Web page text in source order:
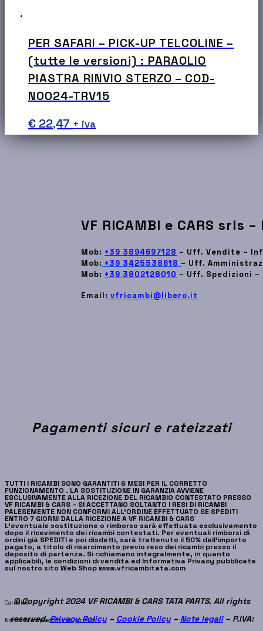
PER SAFARI – PICK-UP TELCOLINE –
(tutte le versioni) : PARAOLIO
PIASTRA RINVIO STERZO – COD-
N0024-TRV15
€ 22,47 + iva
VF RICAMBI e CARS srls
Mob: +39 3894697128 – Uff. Vendite –
Mob: +39 3425538618 – Uff.
Mob: +39 3802128010 – Uff. Spedizioni –
Email: vfricambi@libero.it
Pagamenti sicuri e rateizzati
TUTTI I RICAMBI SONO GARANTITI 6 MESI PER IL CORRETTO
FUNZIONAMENTO . LA SOSTITUZIONE IN GARANZIA AVVIENE
ESCLUSIVAMENTE ALLA RICEZIONE DEL RICAMBIO CONTESTATO PRESSO
VF RICAMBI & CARS – SI ACCETTANO SOLTANTO I RESI DI RICAMBI
PALESEMENTE NON CONFORMI ALL’ORDINE EFFETTUATO SE SPEDITI
ENTRO 7 GIORNI DALLA RICEZIONE A VF RICAMBI & CARS
L’eventuale sostituzione o rimborso sarà effettuata esclusivamente
dopo il ricevimento dei ricambi contestati. Per eventuali rimborsi di
ordini già SPEDITI e poi disdetti, sarà trattenuto il 50% dell’importo
pagato, a titolo di risarcimento previo reso dei ricambi presso il
deposito di partenza. Si richiamano integralmente, in quanto
applicabili, le condizioni di vendita ed Informativa Privacy pubblicate
sul nostro sito Web Shop www.vfricambitata.com
© Copyright 2024 VF RICAMBI & CARS TATA PARTS. All rights
reserved. Privacy Policy – Cookie Policy– Note legali – P.IVA:
Carrello0
Non ci sono prodotti nel carrello!